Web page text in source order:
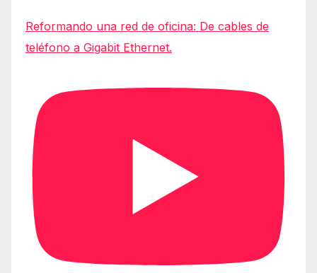
Reformando una red de oficina: De cables de
teléfono a Gigabit Ethernet.